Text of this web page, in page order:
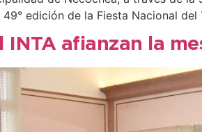
edición de la Fiesta Nacional
INTA afianzan la